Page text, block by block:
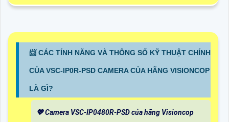
📨 CÁC TÍNH NĂNG VÀ THÔNG SỐ KỸ THUẬT CHÍNH
CỦA VSC-IP0R-PSD CAMERA CỦA HÃNG VISIONCOP
LÀ GÌ?
💖 Camera VSC-IP0480R-PSD của hãng Visioncop